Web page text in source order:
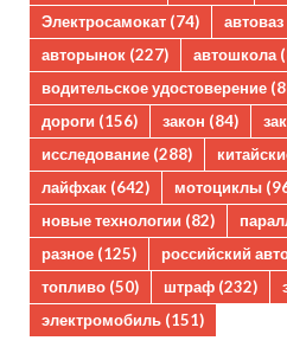
Электросамокат (74) автоваз
авторынок (227) автошкола
водительское удостоверение
дороги (156) закон (84)
исследование (288)
лайфхак (642) мотоциклы
новые технологии (82)
разное (125) российский
топливо (50) штраф (232)
электромобиль (151)